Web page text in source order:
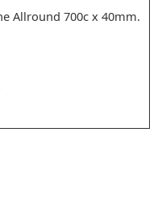
Allround 700c x 40mm.